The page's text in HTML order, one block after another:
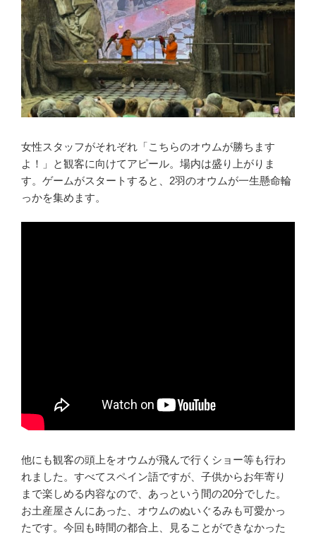
女性スタッフがそれぞれ「こちらのオウムが勝ちます
よ！」と観客に向けてアピール。場内は盛り上がりま
す。ゲームがスタートすると、2羽のオウムが一生懸命輪
っかを集めます。
他にも観客の頭上をオウムが飛んで行くショー等も行わ
れました。すべてスペイン語ですが、子供からお年寄り
まで楽しめる内容なので、あっという間の20分でした。
お土産屋さんにあった、オウムのぬいぐるみも可愛かっ
たです。今回も時間の都合上、見ることができなかった